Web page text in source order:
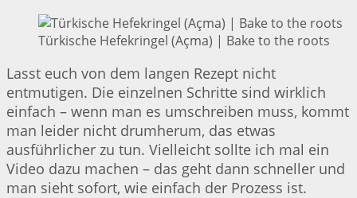
Türkische Hefekringel (Açma) | Bake to the roots
Lasst euch von dem langen Rezept nicht
entmutigen. Die einzelnen Schritte sind wirklich
einfach – wenn man es umschreiben muss, kommt
man leider nicht drumherum, das etwas
ausführlicher zu tun. Vielleicht sollte ich mal ein
Video dazu machen – das geht dann schneller und
man sieht sofort, wie einfach der Prozess ist.